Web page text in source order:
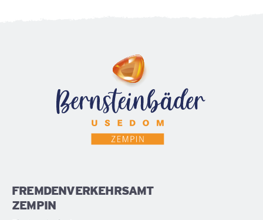
FREMDENVERKEHRSAMT
ZEMPIN